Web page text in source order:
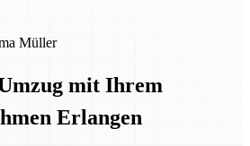
Müller
mit Ihrem
Erlangen